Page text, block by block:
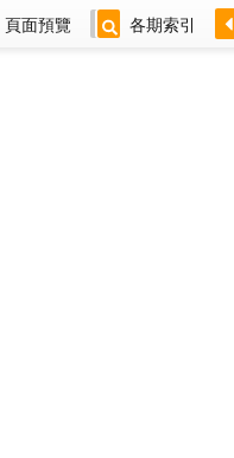
頁面預覽 各期索引